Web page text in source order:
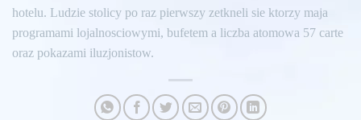
hotelu. Ludzie stolicy po raz pierwszy zetkneli sie ktorzy maja
programami lojalnosciowymi, bufetem a liczba atomowa 57 carte
oraz pokazami iluzjonistow.